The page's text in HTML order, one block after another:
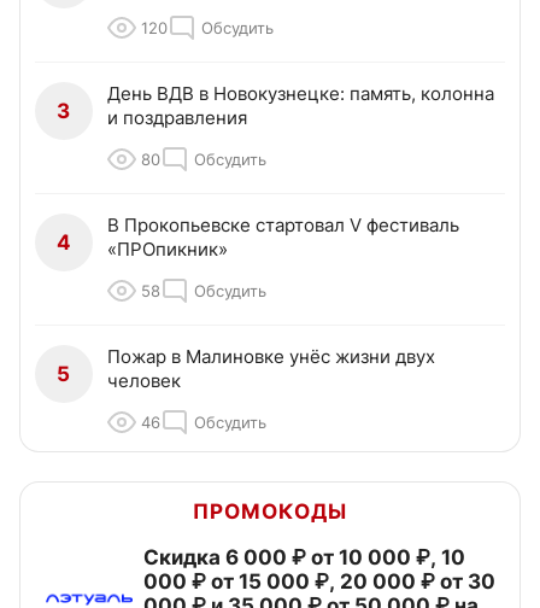
120 Обсудить
3
День ВДВ в Новокузнецке: память, колонна
и поздравления
80 Обсудить
4
В Прокопьевске стартовал V фестиваль
«ПРОпикник»
58 Обсудить
5
Пожар в Малиновке унёс жизни двух
человек
46 Обсудить
ПРОМОКОДЫ
Скидка 6 000 ₽ от 10 000 ₽, 10
000 ₽ от 15 000 ₽, 20 000 ₽ от 30